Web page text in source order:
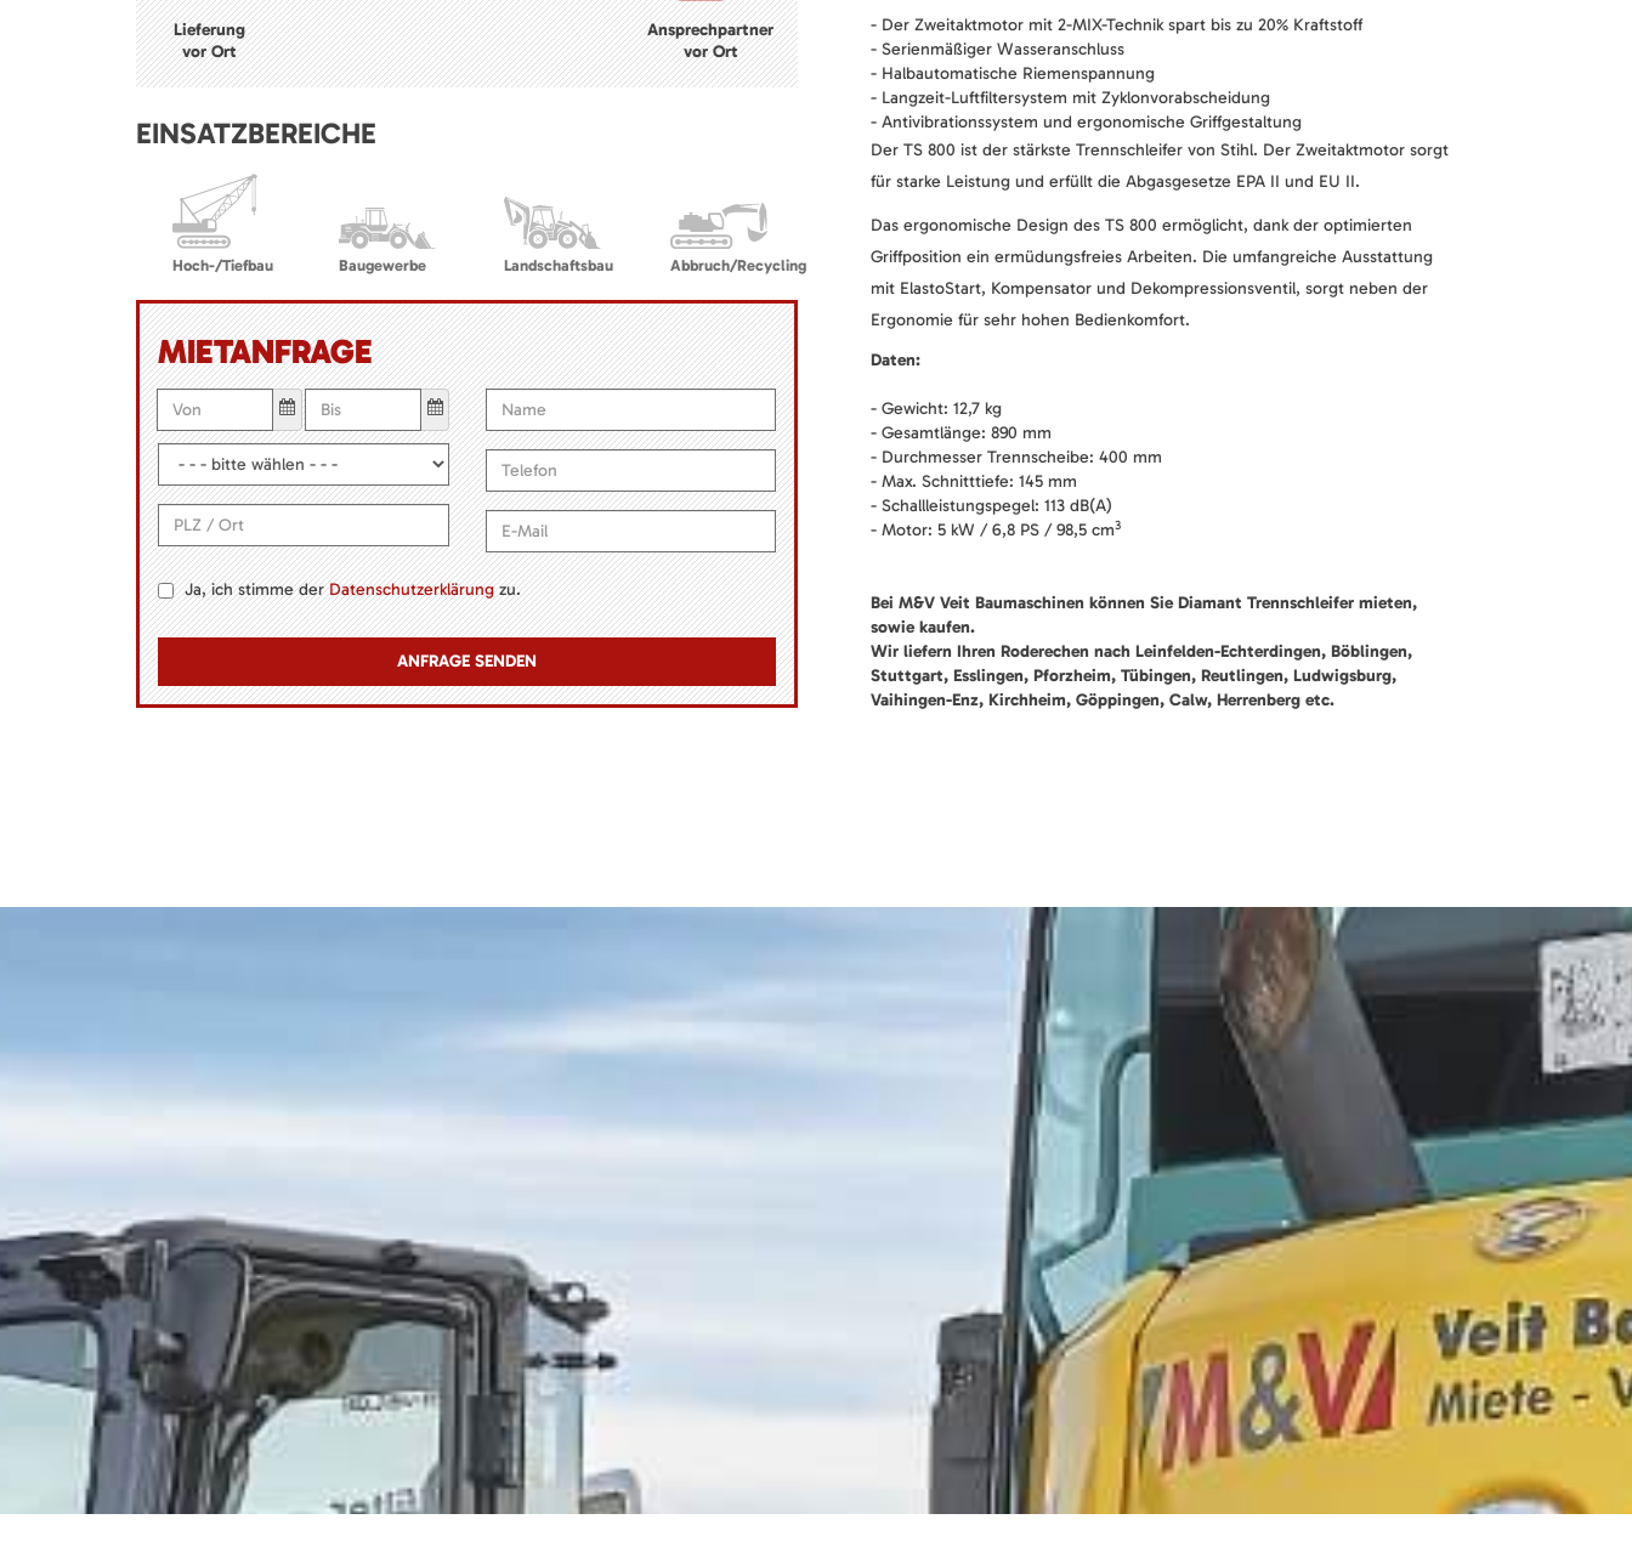
Lieferung
vor Ort
Ansprechpartner
vor Ort
EINSATZBEREICHE
Hoch-/Tiefbau Baugewerbe Landschaftsbau Abbruch/Recycling
MIETANFRAGE
Ja, ich stimme derDatenschutzerklärungzu.
- Der Zweitaktmotor mit 2-MIX-Technik spart bis zu 20% Kraftstoff
- Serienmäßiger Wasseranschluss
- Halbautomatische Riemenspannung
- Langzeit-Luftfiltersystem mit Zyklonvorabscheidung
- Antivibrationssystem und ergonomische Griffgestaltung
Der TS 800 ist der stärkste Trennschleifer von Stihl. Der Zweitaktmotor sorgt
für starke Leistung und erfüllt die Abgasgesetze EPA II und EU II.
Das ergonomische Design des TS 800 ermöglicht, dank der optimierten
Griffposition ein ermüdungsfreies Arbeiten. Die umfangreiche Ausstattung
mit ElastoStart, Kompensator und Dekompressionsventil, sorgt neben der
Ergonomie für sehr hohen Bedienkomfort.
Daten:
- Gewicht: 12,7 kg
- Gesamtlänge: 890 mm
- Durchmesser Trennscheibe: 400 mm
- Max. Schnitttiefe: 145 mm
- Schallleistungspegel: 113 dB(A)
- Motor: 5 kW / 6,8 PS / 98,5 cm3
Bei M&V Veit Baumaschinen können Sie Diamant Trennschleifer mieten,
sowie kaufen.
Wir liefern Ihren Roderechen nach Leinfelden-Echterdingen, Böblingen,
Stuttgart, Esslingen, Pforzheim, Tübingen, Reutlingen, Ludwigsburg,
Vaihingen-Enz, Kirchheim, Göppingen, Calw, Herrenberg etc.